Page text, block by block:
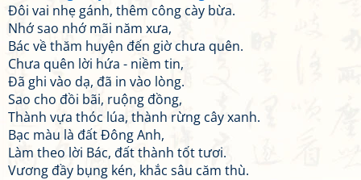
Đôi vai nhẹ gánh, thêm công cày bừa.
Nhớ sao nhớ mãi năm xưa,
Bác về thăm huyện đến giờ chưa quên.
Chưa quên lời hứa - niềm tin,
Đã ghi vào dạ, đã in vào lòng.
Sao cho đồi bãi, ruộng đồng,
Thành vựa thóc lúa, thành rừng cây xanh.
Bạc màu là đất Đông Anh,
Làm theo lời Bác, đất thành tốt tươi.
Vương đầy bụng kén, khắc sâu căm thù.